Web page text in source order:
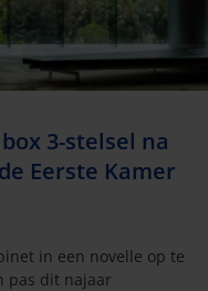
3-stelsel na
Eerste Kamer
in een novelle op te
pas dit najaar